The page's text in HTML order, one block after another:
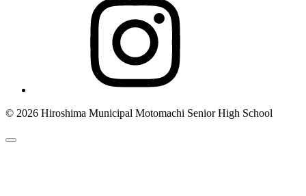
© 2026 Hiroshima Municipal Motomachi Senior High School